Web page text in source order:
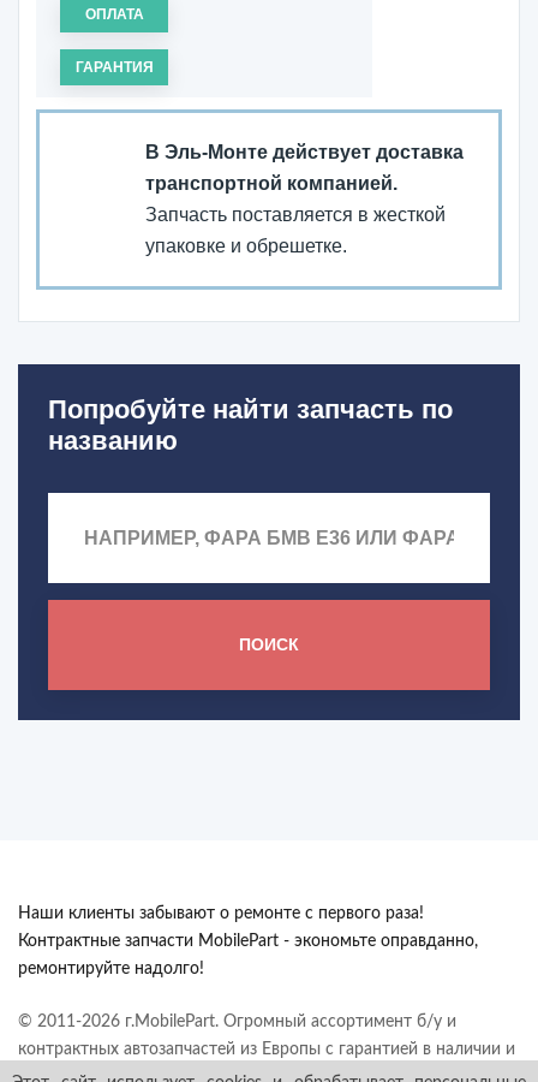
ОПЛАТА
ГАРАНТИЯ
В Эль-Монте действует доставка
транспортной компанией.
Запчасть поставляется в жесткой
упаковке и обрешетке.
Попробуйте найти запчасть по
названию
ПОИСК
Наши клиенты забывают о ремонте с первого раза!
Контрактные запчасти MobilePart - экономьте оправданно,
ремонтируйте надолго!
© 2011-2026 г.MobilePart. Огромный ассортимент б/у и
контрактных автозапчастей из Европы с гарантией в наличии и
под заказ. Все права защищены.